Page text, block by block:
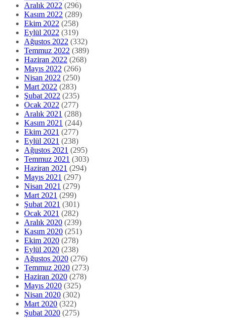
Aralık 2022 (296)
Kasım 2022 (289)
Ekim 2022 (258)
Eylül 2022 (319)
Ağustos 2022 (332)
Temmuz 2022 (389)
Haziran 2022 (268)
Mayıs 2022 (266)
Nisan 2022 (250)
Mart 2022 (283)
Şubat 2022 (235)
Ocak 2022 (277)
Aralık 2021 (288)
Kasım 2021 (244)
Ekim 2021 (277)
Eylül 2021 (238)
Ağustos 2021 (295)
Temmuz 2021 (303)
Haziran 2021 (294)
Mayıs 2021 (297)
Nisan 2021 (279)
Mart 2021 (299)
Şubat 2021 (301)
Ocak 2021 (282)
Aralık 2020 (239)
Kasım 2020 (251)
Ekim 2020 (278)
Eylül 2020 (238)
Ağustos 2020 (276)
Temmuz 2020 (273)
Haziran 2020 (278)
Mayıs 2020 (325)
Nisan 2020 (302)
Mart 2020 (322)
Şubat 2020 (275)